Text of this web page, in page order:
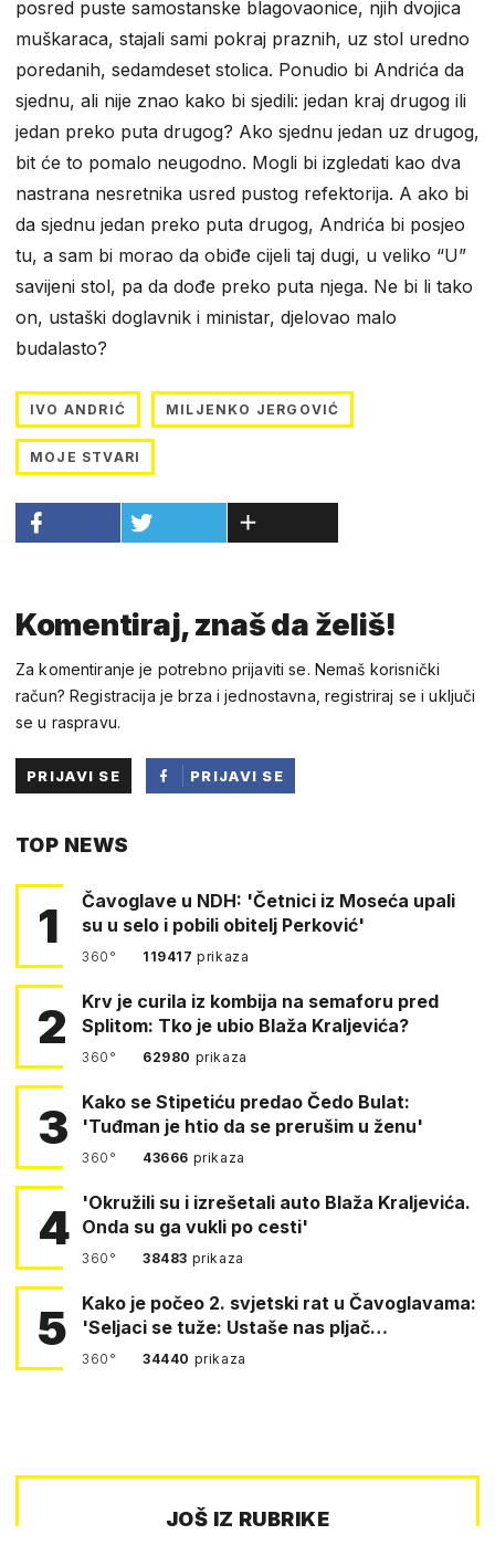
posred puste samostanske blagovaonice, njih dvojica
muškaraca, stajali sami pokraj praznih, uz stol uredno
poredanih, sedamdeset stolica. Ponudio bi Andrića da
sjednu, ali nije znao kako bi sjedili: jedan kraj drugog ili
jedan preko puta drugog? Ako sjednu jedan uz drugog,
bit će to pomalo neugodno. Mogli bi izgledati kao dva
nastrana nesretnika usred pustog refektorija. A ako bi
da sjednu jedan preko puta drugog, Andrića bi posjeo
tu, a sam bi morao da obiđe cijeli taj dugi, u veliko “U”
savijeni stol, pa da dođe preko puta njega. Ne bi li tako
on, ustaški doglavnik i ministar, djelovao malo
budalasto?
IVO ANDRIĆ MILJENKO JERGOVIĆ
MOJE STVARI
Komentiraj, znaš da želiš!
Za komentiranje je potrebno prijaviti se. Nemaš korisnički
račun? Registracija je brza i jednostavna, registriraj se i uključi
se u raspravu.
PRIJAVI SE
PRIJAVI SE
TOP NEWS
1
Čavoglave u NDH: 'Četnici iz Moseća upali
su u selo i pobili obitelj Perković'
360° 119417prikaza
2
Krv je curila iz kombija na semaforu pred
Splitom: Tko je ubio Blaža Kraljevića?
360° 62980 prikaza
3
Kako se Stipetiću predao Čedo Bulat:
'Tuđman je htio da se prerušim u ženu'
360° 43666 prikaza
4
'Okružili su i izrešetali auto Blaža Kraljevića.
Onda su ga vukli po cesti'
360° 38483 prikaza
5
Kako je počeo 2. svjetski rat u Čavoglavama:
'Seljaci se tuže: Ustaše nas pljač…
360° 34440 prikaza
JOŠ IZ RUBRIKE